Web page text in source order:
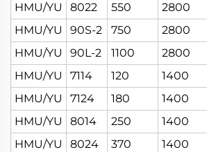
HMU/YU
8022 550 2800
HMU/YU
90S-2 750 2800
HMU/YU
90L-2 1100 2800
HMU/YU
7114 120 1400
HMU/YU
7124 180 1400
HMU/YU
8014 250 1400
HMU/YU
8024 370 1400